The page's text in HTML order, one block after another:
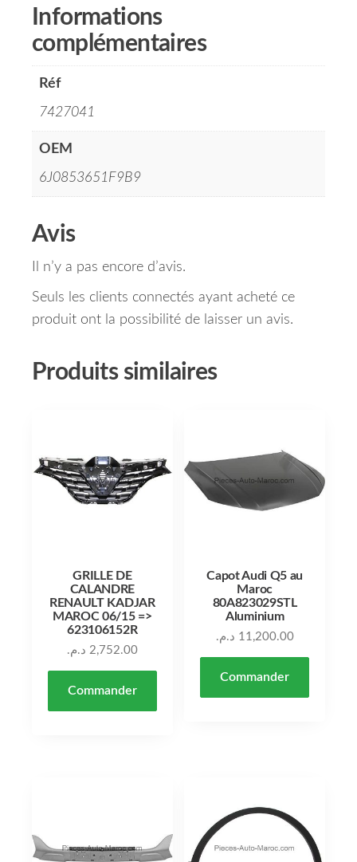
Informations
complémentaires
Réf
7427041
OEM
6J0853651F9B9
Avis
Il n’y a pas encore d’avis.
Seuls les clients connectés ayant acheté ce
produit ont la possibilité de laisser un avis.
Produits similaires
GRILLE DE
CALANDRE
RENAULT KADJAR
MAROC 06/15 =>
623106152R
2,752.00 د.م.
Commander
Capot Audi Q5 au
Maroc
80A823029STL
Aluminium
11,200.00 د.م.
Commander